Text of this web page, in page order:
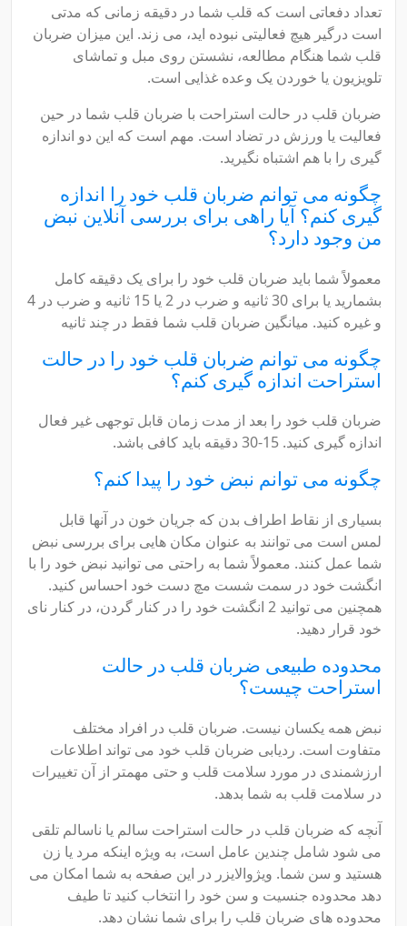
تعداد دفعاتی است که قلب شما در دقیقه زمانی که مدتی
است درگیر هیچ فعالیتی نبوده اید، می زند. این میزان ضربان
قلب شما هنگام مطالعه، نشستن روی مبل و تماشای
تلویزیون یا خوردن یک وعده غذایی است.
ضربان قلب در حالت استراحت با ضربان قلب شما در حین
فعالیت یا ورزش در تضاد است. مهم است که این دو اندازه
گیری را با هم اشتباه نگیرید.
چگونه می توانم ضربان قلب خود را اندازه
گیری کنم؟ آیا راهی برای بررسی آنلاین نبض
من وجود دارد؟
معمولاً شما باید ضربان قلب خود را برای یک دقیقه کامل
بشمارید یا برای 30 ثانیه و ضرب در 2 یا 15 ثانیه و ضرب در 4
و غیره کنید. میانگین ضربان قلب شما فقط در چند ثانیه
چگونه می توانم ضربان قلب خود را در حالت
استراحت اندازه گیری کنم؟
ضربان قلب خود را بعد از مدت زمان قابل توجهی غیر فعال
اندازه گیری کنید. 15-30 دقیقه باید کافی باشد.
چگونه می توانم نبض خود را پیدا کنم؟
بسیاری از نقاط اطراف بدن که جریان خون در آنها قابل
لمس است می توانند به عنوان مکان هایی برای بررسی نبض
شما عمل کنند. معمولاً شما به راحتی می توانید نبض خود را با
انگشت خود در سمت شست مچ دست خود احساس کنید.
همچنین می توانید 2 انگشت خود را در کنار گردن، در کنار نای
خود قرار دهید.
محدوده طبیعی ضربان قلب در حالت
استراحت چیست؟
نبض همه یکسان نیست. ضربان قلب در افراد مختلف
متفاوت است. ردیابی ضربان قلب خود می تواند اطلاعات
ارزشمندی در مورد سلامت قلب و حتی مهمتر از آن تغییرات
در سلامت قلب به شما بدهد.
آنچه که ضربان قلب در حالت استراحت سالم یا ناسالم تلقی
می شود شامل چندین عامل است، به ویژه اینکه مرد یا زن
هستید و سن شما. ویژوالایزر در این صفحه به شما امکان می
دهد محدوده جنسیت و سن خود را انتخاب کنید تا طیف
محدوده های ضربان قلب را برای شما نشان دهد.